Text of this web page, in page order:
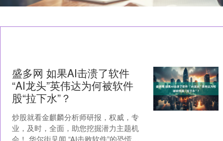
盛多网 如果AI击溃了软件
“AI龙头”英伟达为何被软件
股“拉下水”？
炒股就看金麒麟分析师研报，权威，专
业，及时，全面，助您挖掘潜力主题机
会！ 华尔街见闻 “AI击败软件”的恐慌正